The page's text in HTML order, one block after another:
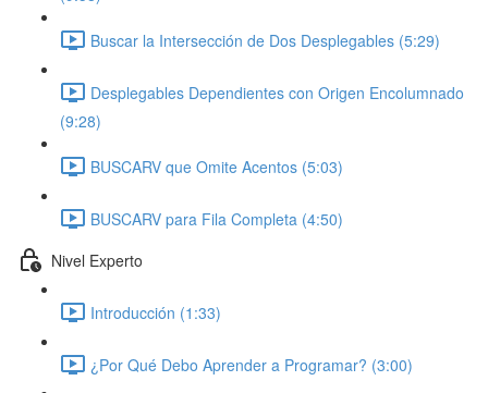
Buscar la Intersección de Dos Desplegables (5:29)
Desplegables Dependientes con Origen Encolumnado
(9:28)
BUSCARV que Omite Acentos (5:03)
BUSCARV para Fila Completa (4:50)
Nivel Experto
Introducción (1:33)
¿Por Qué Debo Aprender a Programar? (3:00)